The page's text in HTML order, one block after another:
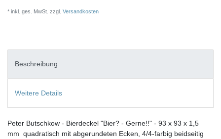
* inkl. ges. MwSt. zzgl. Versandkosten
Beschreibung
Weitere Details
Peter Butschkow - Bierdeckel "Bier? - Gerne!!" - 93 x 93 x 1,5
mm quadratisch mit abgerundeten Ecken, 4/4-farbig beidseitig